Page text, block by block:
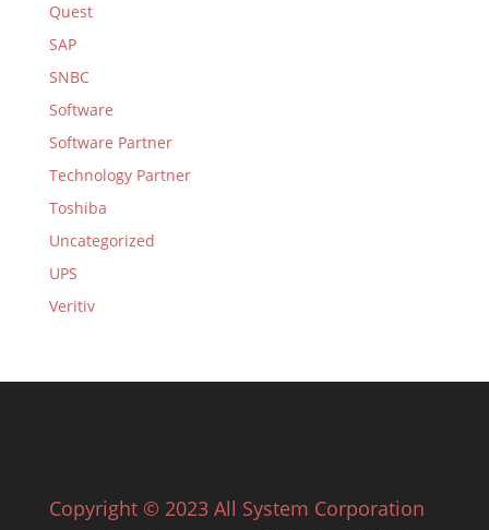
Quest
SAP
SNBC
Software
Software Partner
Technology Partner
Toshiba
Uncategorized
UPS
Veritiv
Copyright © 2023 All System Corporation